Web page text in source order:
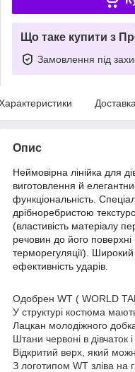
Що таке купити з
Замовлення під
Доставка
Опис
Неймовірна лінійка для
виготовлення й
функціональність
дрібноребристою
(властивість матеріалу
речовин до його
терморегуляції). Широкий
ефективність ударів.
Одобрен WT ( WORLD
У структурі костюма
Лацкан молодіжного
Штани червоні в дівчаток і
Відкритий верх , який
З логотипом WT зліва на